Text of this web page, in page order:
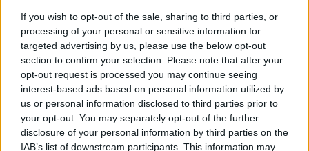
If you wish to opt-out of the sale, sharing to third parties, or
processing of your personal or sensitive information for
targeted advertising by us, please use the below opt-out
section to confirm your selection. Please note that after your
opt-out request is processed you may continue seeing
interest-based ads based on personal information utilized by
us or personal information disclosed to third parties prior to
your opt-out. You may separately opt-out of the further
disclosure of your personal information by third parties on the
IAB’s list of downstream participants. This information may
compositor Manuel de Falla y del artista Pepe
Dámaso, heredero conceptual de Néstor, primer
escenógrafo de la obra, mediante un paralelismo
que va más allá de una mera confrontación entre
ambos personajes. La segunda parte se representa
exactamente igual que la primera versión de 'El
Amor Brujo' de Manuel de Falla.